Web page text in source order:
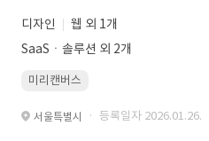
디자인
웹 외 1개
SaaSㆍ솔루션 외 2개
미리캔버스
서울특별시 · 등록일자 2026.01.26.